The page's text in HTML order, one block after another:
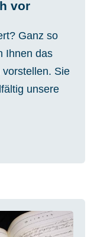
vor
Ganz so
Ihnen das
Sie
unsere